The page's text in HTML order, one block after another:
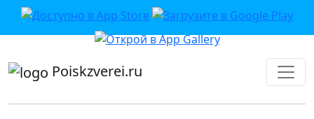
приложении или в VK">
Poiskzverei.ru